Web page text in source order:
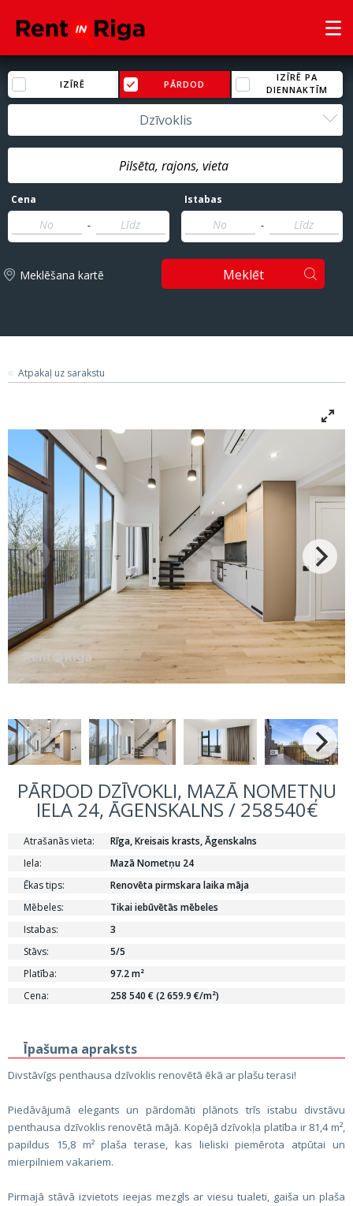
IZĪRĒ PĀRDOD
IZĪRĒ PA
DIENNAKTĪM
Dzīvoklis
Cena
-
Istabas
-
Meklēšana kartē Meklēt
Atpakaļ uz sarakstu
PĀRDOD DZĪVOKLI, MAZĀ NOMETŅU
IELA 24, ĀGENSKALNS / 258540€
Atrašanās vieta:
Rīga, Kreisais krasts, Āgenskalns
Iela:
Mazā Nometņu 24
Ēkas tips:
Renovēta pirmskara laika māja
Mēbeles:
Tikai iebūvētās mēbeles
Istabas:
3
Stāvs:
5/5
Platība:
97.2 m²
Cena:
258 540 € (2 659.9 €/m²)
Īpašuma apraksts
Divstāvīgs penthausa dzīvoklis renovētā ēkā ar plašu terasi!
Piedāvājumā elegants un pārdomāti plānots trīs istabu divstāvu
penthausa dzīvoklis renovētā mājā. Kopējā dzīvokļa platība ir 81,4 m²,
papildus 15,8 m² plaša terase, kas lieliski piemērota atpūtai un
mierpilniem vakariem.
Pirmajā stāvā izvietots ieejas mezgls ar viesu tualeti, gaiša un plaša